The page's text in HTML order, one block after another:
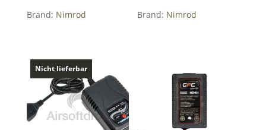
Brand: Nimrod Brand: Nimrod
Nicht lieferbar